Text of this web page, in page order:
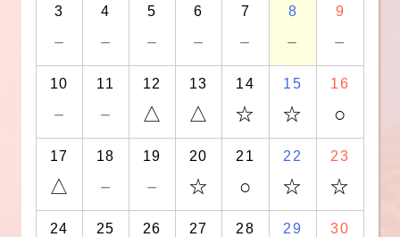
3
－
4
－
5
－
6
－
7
－
8
－
9
－
10
－
11
－
12
△
13
△
14
☆
15
☆
16
○
17
△
18
－
19
－
20
☆
21
○
22
☆
23
☆
24 25 26 27 28 29 30